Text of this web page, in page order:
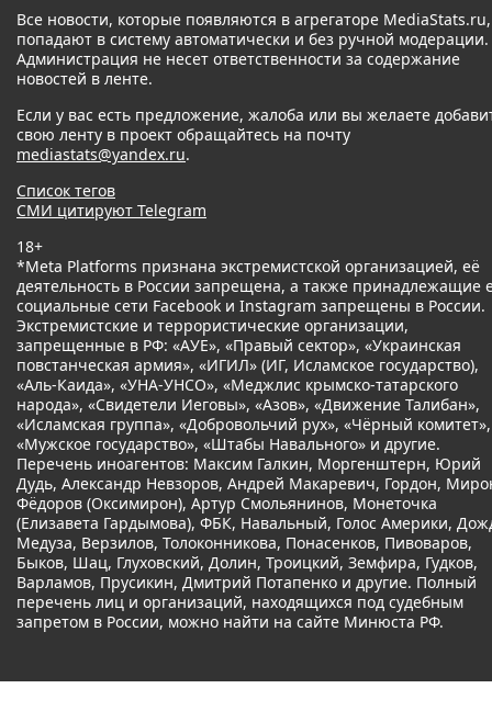
Все новости, которые появляются в агрегаторе MediaStats.ru,
попадают в систему автоматически и без ручной модерации.
Администрация не несет ответственности за содержание
новостей в ленте.
Если у вас есть предложение, жалоба или вы желаете
свою ленту в проект обращайтесь на почту
mediastats@yandex.ru.
Список тегов
СМИ цитируют Telegram
18+
*Meta Platforms признана экстремистской организацией, её
деятельность в России запрещена, а также принадлежащие
социальные сети Facebook и Instagram запрещены в России.
Экстремистские и террористические организации,
запрещенные в РФ: «АУЕ», «Правый сектор», «Украинская
повстанческая армия», «ИГИЛ» (ИГ, Исламское государство),
«Аль-Каида», «УНА-УНСО», «Меджлис крымско-татарского
народа», «Свидетели Иеговы», «Азов», «Движение Талибан»,
«Исламская группа», «Добровольчий рух», «Чёрный комитет»,
«Мужское государство», «Штабы Навального» и другие.
Перечень иноагентов: Максим Галкин, Моргенштерн, Юрий
Дудь, Александр Невзоров, Андрей Макаревич, Гордон,
Фёдоров (Оксимирон), Артур Смольянинов, Монеточка
(Елизавета Гардымова), ФБК, Навальный, Голос Америки,
Медуза, Верзилов, Толоконникова, Понасенков, Пивоваров,
Быков, Шац, Глуховский, Долин, Троицкий, Земфира, Гудков,
Варламов, Прусикин, Дмитрий Потапенко и другие. Полный
перечень лиц и организаций, находящихся под судебным
запретом в России, можно найти на сайте Минюста РФ.